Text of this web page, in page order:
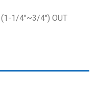
1/4″~3/4″) OUT